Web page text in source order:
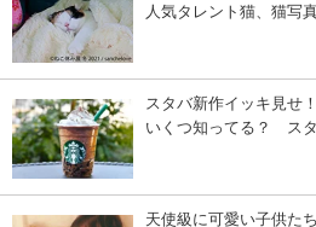
人気タレント猫、猫写
スタバ新作イッキ見せ！
いくつ知ってる？ ス
天使級に可愛い子供たち